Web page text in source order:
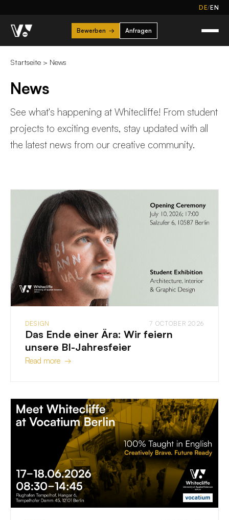
DE/EN
Bewerben → Anfragen
Startseite > News
News
See what's happening at Whitecliffe! From student
projects to exciting events, stay updated with all
the latest news from our creative community.
DESIGN 7 OCTOBER 2026
Das Ende einer Ära: Wir feiern
unsere BI-Jahresfeier
Read more →